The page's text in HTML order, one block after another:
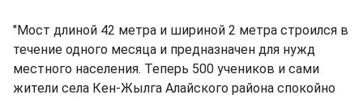
"Мост длиной 42 метра и шириной 2 метра строился в
течение одного месяца и предназначен для нужд
местного населения. Теперь 500 учеников и сами
жители села Кен-Жылга Алайского района спокойно